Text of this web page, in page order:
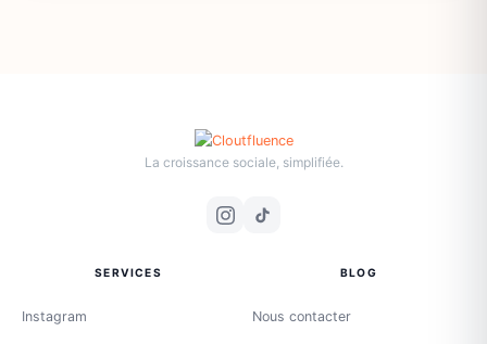
La croissance sociale, simplifiée.
SERVICES
Instagram
BLOG
Nous contacter